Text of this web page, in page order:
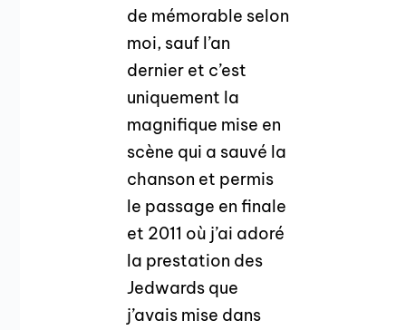
de mémorable selon
moi, sauf l’an
dernier et c’est
uniquement la
magnifique mise en
scène qui a sauvé la
chanson et permis
le passage en finale
et 2011 où j’ai adoré
la prestation des
Jedwards que
j’avais mise dans